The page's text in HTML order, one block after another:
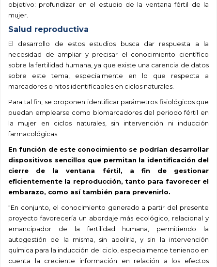
objetivo: profundizar en el estudio de la ventana fértil de la
mujer.
Salud reproductiva
El desarrollo de estos estudios busca dar respuesta a la
necesidad de ampliar y precisar el conocimiento científico
sobre la fertilidad humana, ya que existe una carencia de datos
sobre este tema, especialmente en lo que respecta a
marcadores o hitos identificables en ciclos naturales.
Para tal fin, se proponen identificar parámetros fisiológicos que
puedan emplearse como biomarcadores del periodo fértil en
la mujer en ciclos naturales, sin intervención ni inducción
farmacológicas.
En función de este conocimiento se podrían desarrollar
dispositivos sencillos que permitan la identificación del
cierre de la ventana fértil, a fin de gestionar
eficientemente la reproducción, tanto para favorecer el
embarazo, como así también para prevenirlo.
“En conjunto, el conocimiento generado a partir del presente
proyecto favorecería un abordaje más ecológico, relacional y
emancipador de la fertilidad humana, permitiendo la
autogestión de la misma, sin abolirla, y sin la intervención
química para la inducción del ciclo, especialmente teniendo en
cuenta la creciente información en relación a los efectos